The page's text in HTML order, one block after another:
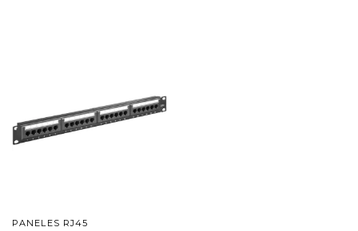
PANELES RJ45